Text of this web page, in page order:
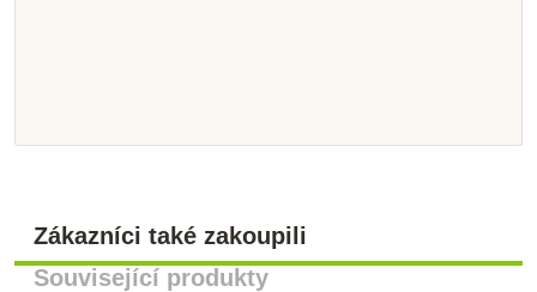
Zákazníci také zakoupili
Související produkty